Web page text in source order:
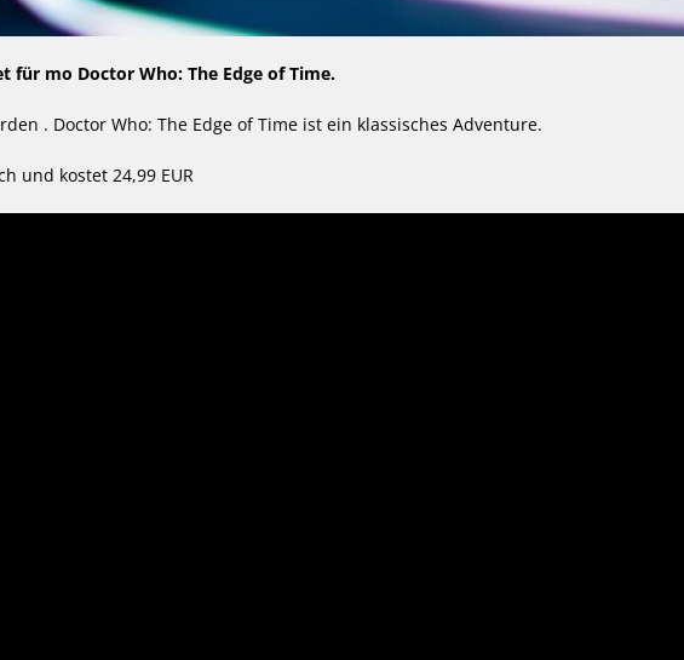
für mo Doctor Who: The Edge of Time.
. Doctor Who: The Edge of Time ist ein klassisches Adventure.
und kostet 24,99 EUR